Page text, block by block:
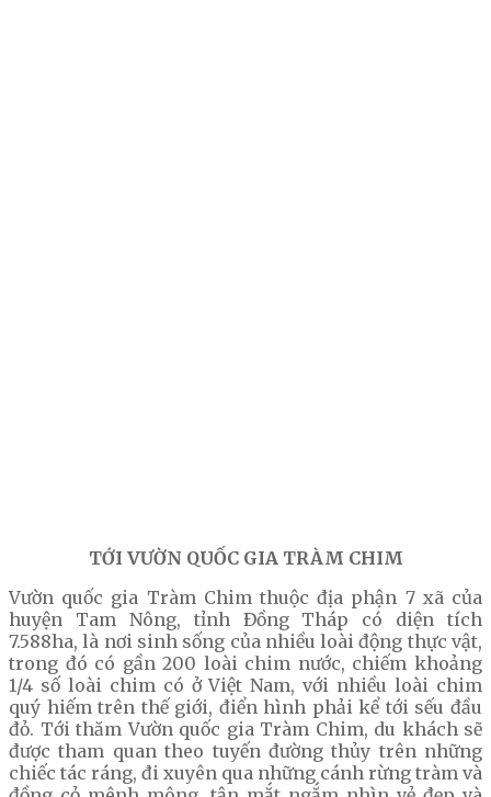
TỚI VƯỜN QUỐC GIA TRÀM CHIM
Vườn quốc gia Tràm Chim thuộc địa phận 7 xã của
huyện Tam Nông, tỉnh Ðồng Tháp có diện tích
7.588ha, là nơi sinh sống của nhiều loài động thực vật,
trong đó có gần 200 loài chim nước, chiếm khoảng
1/4 số loài chim có ở Việt Nam, với nhiều loài chim
quý hiếm trên thế giới, điển hình phải kể tới sếu đầu
đỏ. Tới thăm Vườn quốc gia Tràm Chim, du khách sẽ
được tham quan theo tuyến đường thủy trên những
chiếc tác ráng, đi xuyên qua những cánh rừng tràm và